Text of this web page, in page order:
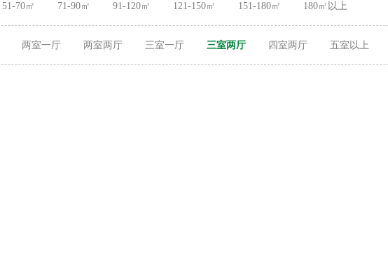
51-70㎡ 71-90㎡ 91-120㎡ 121-150㎡ 151-180㎡ 180㎡以上
两室一厅 两室两厅 三室一厅 三室两厅 四室两厅 五室以上